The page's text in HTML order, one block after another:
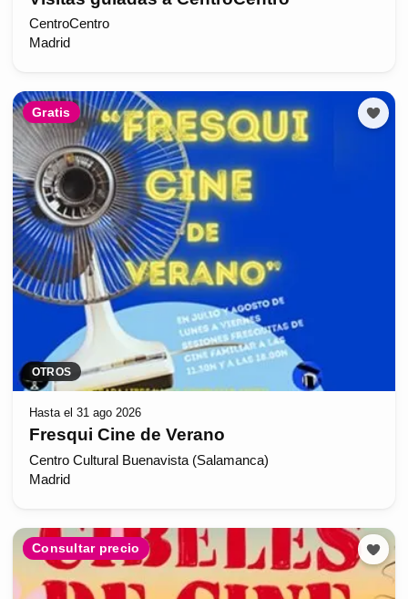
CentroCentro
Madrid
Gratis
OTROS
Hasta el 31 ago 2026
Fresqui Cine de Verano
Centro Cultural Buenavista (Salamanca)
Madrid
Consultar precio